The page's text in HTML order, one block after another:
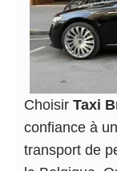
Choisir Taxi
confiance à
transport de